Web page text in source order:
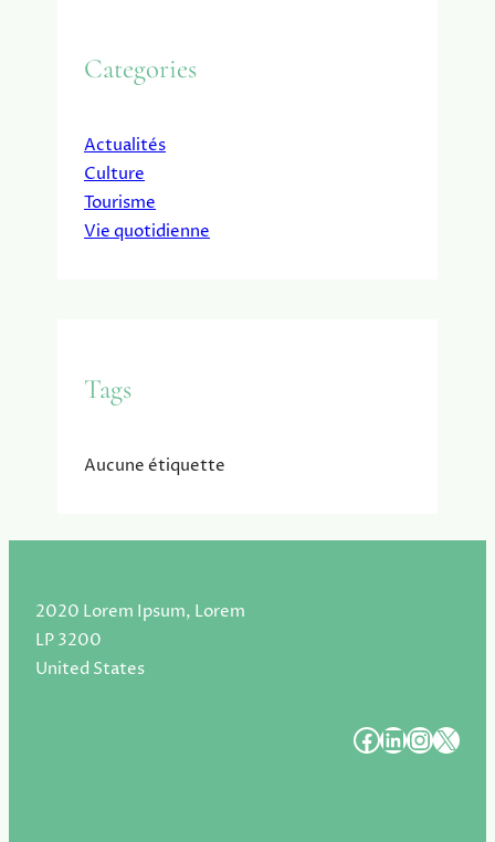
Categories
Actualités
Culture
Tourisme
Vie quotidienne
Tags
Aucune étiquette
2020 Lorem Ipsum, Lorem
LP 3200
United States
####